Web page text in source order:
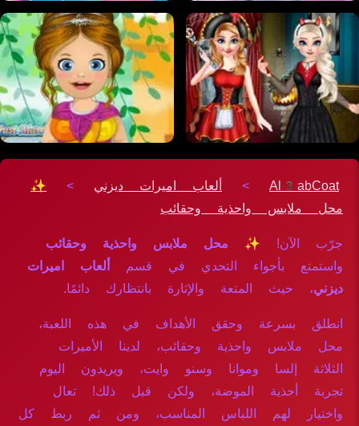
Al3abCoat
> ألعاب اميرات ديزني >
✨
محل ملابس واحذية وحقائب
جرّب الآن! ✨ محل ملابس واحذية وحقائب
واستمتع بأجواء التحدي في قسم
ألعاب اميرات
ديزني، حيث المتعة والإثارة بانتظارك دائمًا.
انطلق بسرعة وحقق الأهداف في هذه اللعبة،
محل ملابس واحذية وحقائب، لدينا الأميرات
الثلاثة إلسا وموانا وسنو وايت، ويريدون اليوم
تجربة أحذية الموضة، ولكن قبل ذلك! تعال
واختيار لهم اللباس المناسب، ومن ثم ربط كل